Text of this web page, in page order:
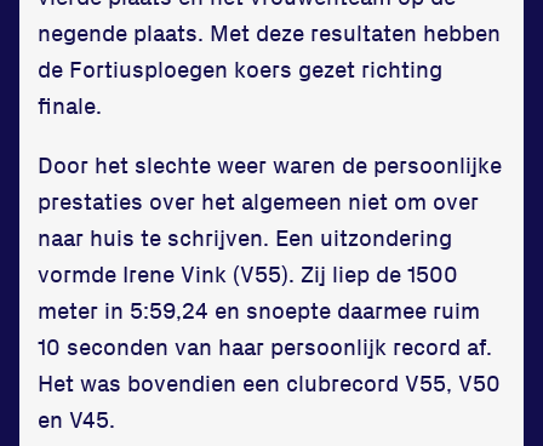
Contact
Locatie
Sportpark Reeweg
Halmaheiraplein 35
3312 GH Dordrecht
Bekijk locatie
negende plaats. Met deze resultaten hebben
de Fortiusploegen koers gezet richting
finale.
Door het slechte weer waren de persoonlijke
prestaties over het algemeen niet om over
naar huis te schrijven. Een uitzondering
vormde Irene Vink (V55). Zij liep de 1500
meter in 5:59,24 en snoepte daarmee ruim
10 seconden van haar persoonlijk record af.
Het was bovendien een clubrecord V55, V50
en V45.